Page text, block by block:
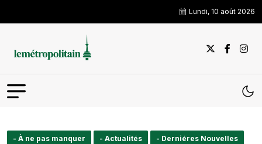
Lundi, 10 août 2026
- À ne pas manquer - Actualités - Derniéres Nouvelles